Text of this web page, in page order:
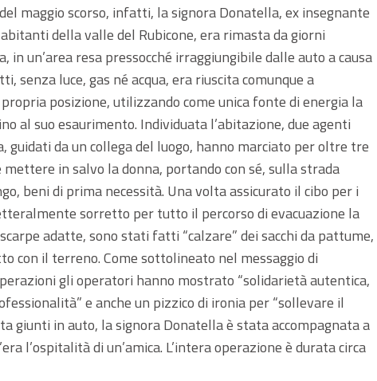
maggio scorso, infatti, la signora Donatella, ex insegnante
della valle del Rubicone, era rimasta da giorni
in un’area resa pressocché irraggiungibile dalle auto a causa
senza luce, gas né acqua, era riuscita comunque a
posizione, utilizzando come unica fonte di energia la
al suo esaurimento. Individuata l’abitazione, due agenti
guidati da un collega del luogo, hanno marciato per oltre tre
in salvo la donna, portando con sé, sulla strada
beni di prima necessità. Una volta assicurato il cibo per i
sorretto per tutto il percorso di evacuazione la
adatte, sono stati fatti “calzare” dei sacchi da pattume,
con il terreno. Come sottolineato nel messaggio di
gli operatori hanno mostrato “solidarietà autentica,
e anche un pizzico di ironia per “sollevare il
giunti in auto, la signora Donatella è stata accompagnata a
l’ospitalità di un’amica. L’intera operazione è durata circa